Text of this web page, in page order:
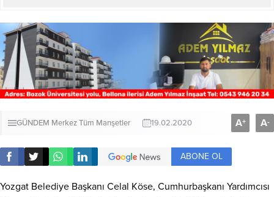
GÜNDEM MerkezTüm Manşetler 19.02.2020 A+ A-
ABONE OL
Yozgat Belediye Başkanı Celal Köse, Cumhurbaşkanı Yardımcısı